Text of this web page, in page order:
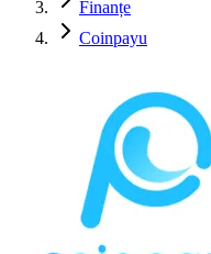
Finanțe
Coinpayu